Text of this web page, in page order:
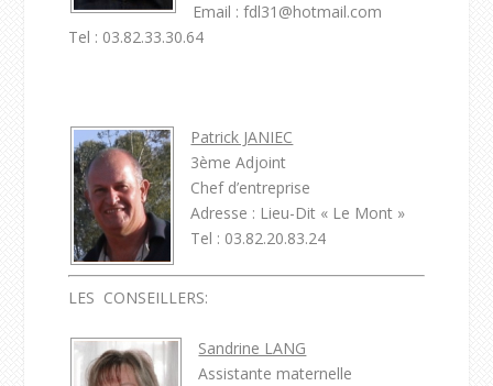
Email : fdl31@hotmail.com
Tel : 03.82.33.30.64
Patrick JANIEC
3ème Adjoint
Chef d’entreprise
Adresse : Lieu-Dit « Le Mont »
Tel : 03.82.20.83.24
LES CONSEILLERS:
Sandrine LANG
Assistante maternelle